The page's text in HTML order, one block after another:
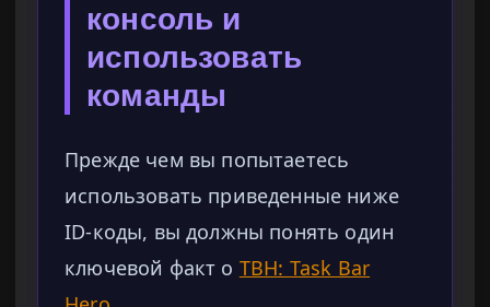
консоль и
использовать
команды
Прежде чем вы попытаетесь
использовать приведенные ниже
ID-коды, вы должны понять один
ключевой факт о TBH: Task Bar